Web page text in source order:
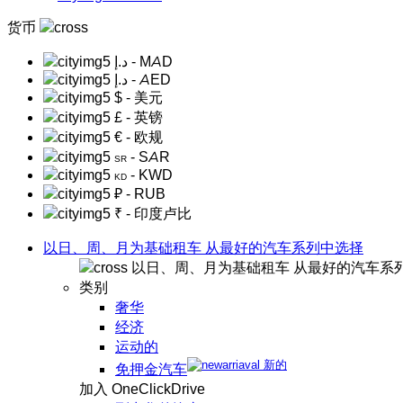
货币
د.إ - MAD
د.إ - AED
$ - 美元
£ - 英镑
€ - 欧规
SR - SAR
KD - KWD
₽ - RUB
₹ - 印度卢比
以日、周、月为基础租车 从最好的汽车系列中选择
以日、周、月为基础租车 从最好的汽车系
类别
奢华
经济
运动的
免押金汽车
新的
加入 OneClickDrive